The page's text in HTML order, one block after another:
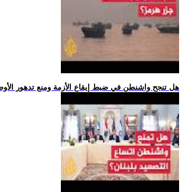
.. هل تنجح واشنطن في ضبط إيقاع الأزمة ومنع تدهور